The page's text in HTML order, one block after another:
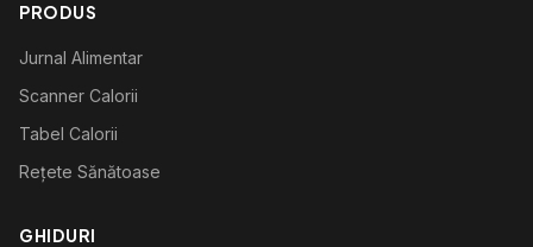
PRODUS
Jurnal Alimentar
Scanner Calorii
Tabel Calorii
Rețete Sănătoase
GHIDURI